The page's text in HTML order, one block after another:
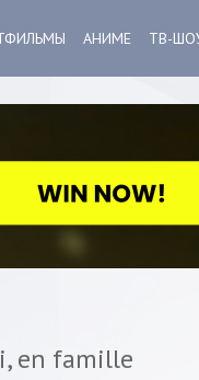
АНИМЕ ТВ-
en famille